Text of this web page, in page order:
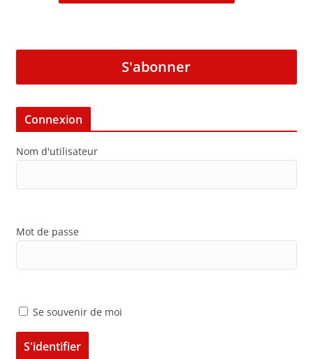
S'abonner
Connexion
Nom d'utilisateur
Mot de passe
Se souvenir de moi